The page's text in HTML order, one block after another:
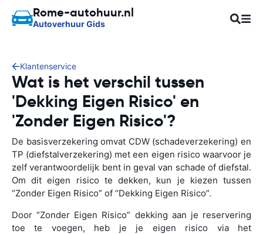
Rome-autohuur.nl
Autoverhuur Gids
Klantenservice
Wat is het verschil tussen
'Dekking Eigen Risico' en
'Zonder Eigen Risico'?
De basisverzekering omvat CDW (schadeverzekering) en
TP (diefstalverzekering) met een eigen risico waarvoor je
zelf verantwoordelijk bent in geval van schade of diefstal.
Om dit eigen risico te dekken, kun je kiezen tussen
“Zonder Eigen Risico” of “Dekking Eigen Risico”.
Door “Zonder Eigen Risico” dekking aan je reservering
toe te voegen, heb je je eigen risico via het